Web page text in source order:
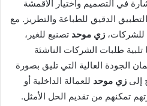
في التصميم واختيار الأقمشة
الدقيق للطباعة والتطريز. مع
للشركات، زي موحد تصنيع للغير،
تلبية طلبات الشركات الناشئة
الجودة العالية التي تليق بصورة
إلى زي موحد للعمالة الداخلية أو
تمكنهم من تقديم الحل الأمثل.